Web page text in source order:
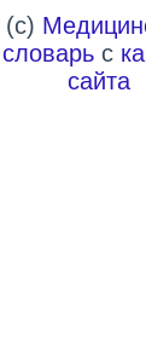
(c)
словарь с
сайта